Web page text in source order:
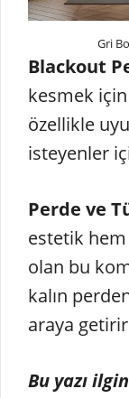
Gri
Blackout
kesmek
özellikle
isteyenler
Perde ve
estetik
olan bu
kalın
araya
Bu yazı